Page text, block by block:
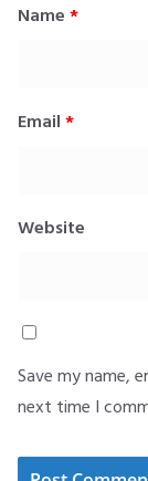
Name *
Email *
Website
Save my name,
next time I